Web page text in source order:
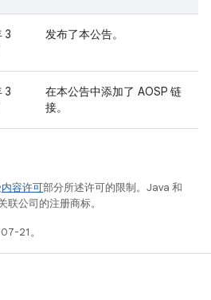
3
发布了本公告。
3
在本公告中添加了 AOSP 链
接。
内容许可部分所述许可的限制。Java 和
公司的注册商标。
21。